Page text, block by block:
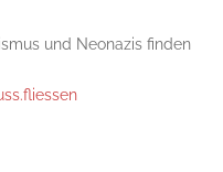
und Neonazis finden